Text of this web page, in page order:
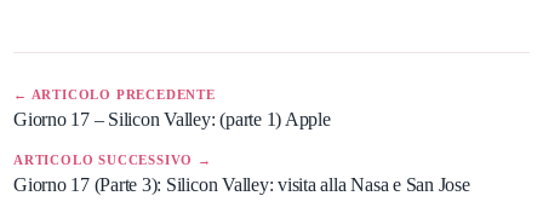
← ARTICOLO PRECEDENTE
Giorno 17 – Silicon Valley: (parte 1) Apple
ARTICOLO SUCCESSIVO →
Giorno 17 (Parte 3): Silicon Valley: visita alla Nasa e San Jose